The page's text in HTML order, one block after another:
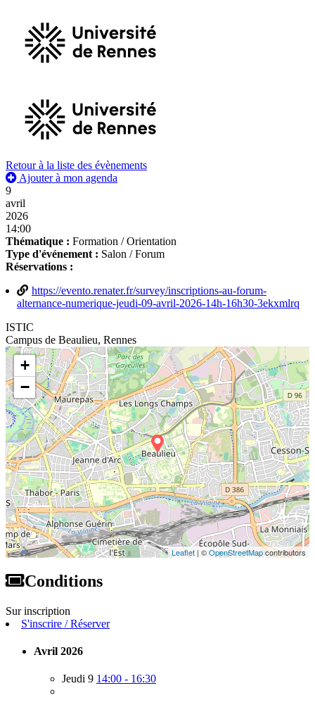
Retour à la liste des évènements
Ajouter à mon agenda
9
avril
2026
14:00
Thématique : Formation / Orientation
Type d'événement : Salon / Forum
Réservations :
https://evento.renater.fr/survey/inscriptions-au-forum-
alternance-numerique-jeudi-09-avril-2026-14h-16h30-3ekxmlrq
ISTIC
Campus de Beaulieu, Rennes
+
−
Leaflet| ©OpenStreetMapcontributors
Conditions
Sur inscription
S'inscrire / Réserver
Avril 2026
Jeudi 9 14:00 - 16:30